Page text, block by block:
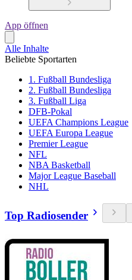
App öffnen
Alle Inhalte
Beliebte Sportarten
1. Fußball Bundesliga
2. Fußball Bundesliga
3. Fußball Liga
DFB-Pokal
UEFA Champions League
UEFA Europa League
Premier League
NFL
NBA Basketball
Major League Baseball
NHL
Top Radiosender